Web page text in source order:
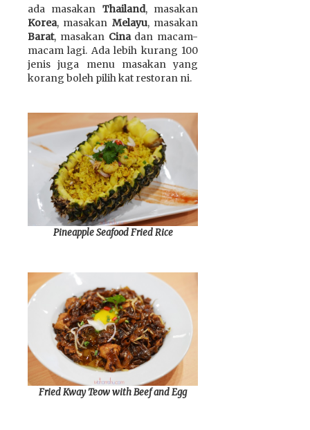
ada masakan Thailand, masakan
Korea, masakan Melayu, masakan
Barat, masakan Cina dan macam-
macam lagi. Ada lebih kurang 100
jenis juga menu masakan yang
korang boleh pilih kat restoran ni.
Pineapple Seafood Fried Rice
Fried Kway Teow with Beef and Egg